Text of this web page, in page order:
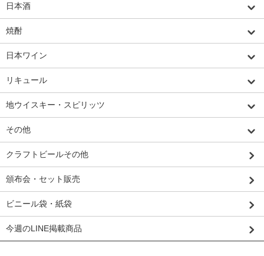
日本酒
焼酎
日本ワイン
リキュール
地ウイスキー・スピリッツ
その他
クラフトビールその他
頒布会・セット販売
ビニール袋・紙袋
今週のLINE掲載商品